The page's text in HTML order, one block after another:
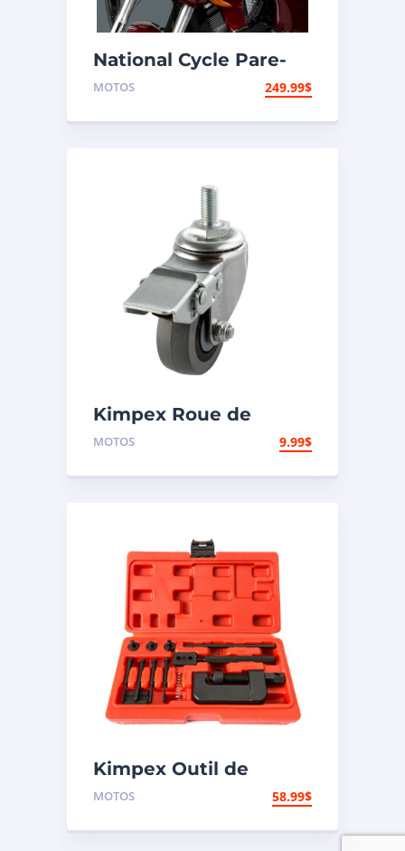
National Cycle Pare-
brise aéroacoustique
MOTOS 249.99$
Kimpex Roue de
transport pour chariot
MOTOS 9.99$
Kimpex Outil de
rivetage et coupe-
MOTOS 58.99$